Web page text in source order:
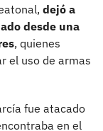
dejó a
desde una
, quienes
el uso de armas
fue atacado
en el